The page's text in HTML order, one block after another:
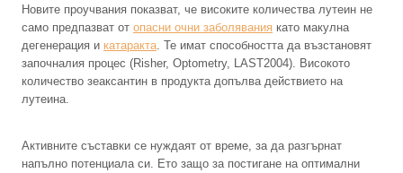
Новите проучвания показват, че високите количества лутеин не
само предпазват от опасни очни заболявания като макулна
дегенерация и катаракта . Те имат способността да възстановят
започналия процес (Risher, Optometry, LAST2004). Високото
количество зеаксантин в продукта допълва действието на
лутеина.
Активните съставки се нуждаят от време, за да разгърнат
напълно потенциала си. Ето защо за постигане на оптимални